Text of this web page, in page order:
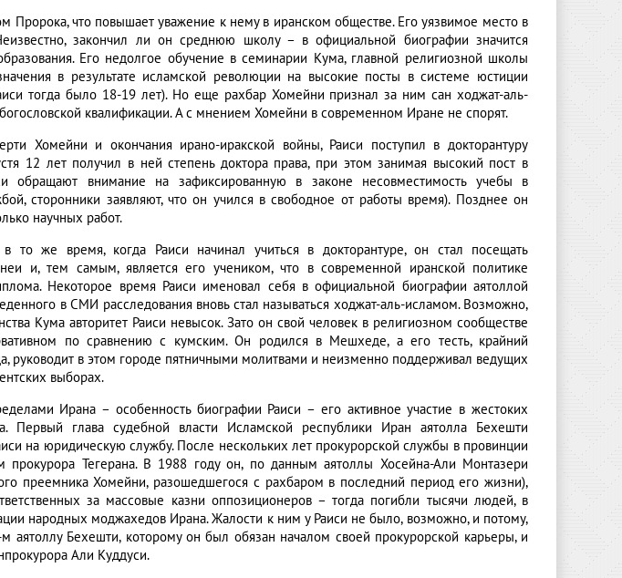
Пророка, что повышает уважение к нему в иранском обществе. Его уязвимое место в
закончил ли он среднюю школу – в официальной биографии значится
Его недолгое обучение в семинарии Кума, главной религиозной школы
в результате исламской революции на высокие посты в системе юстиции
тогда было 18-19 лет). Но еще рахбар Хомейни признал за ним сан ходжат-аль-
квалификации. А с мнением Хомейни в современном Иране не спорят.
Хомейни и окончания ирано-иракской войны, Раиси поступил в докторантуру
12 лет получил в ней степень доктора права, при этом занимая высокий пост в
обращают внимание на зафиксированную в законе несовместимость учебы в
сторонники заявляют, что он учился в свободное от работы время). Позднее он
научных работ.
то же время, когда Раиси начинал учиться в докторантуре, он стал посещать
и, тем самым, является его учеником, что в современной иранской политике
Некоторое время Раиси именовал себя в официальной биографии аятоллой
в СМИ расследования вновь стал называться ходжат-аль-исламом. Возможно,
Кума авторитет Раиси невысок. Зато он свой человек в религиозном сообществе
по сравнению с кумским. Он родился в Мешхеде, а его тесть, крайний
руководит в этом городе пятничными молитвами и неизменно поддерживал ведущих
выборах.
Ирана – особенность биографии Раиси – его активное участие в жестоких
Первый глава судебной власти Исламской республики Иран аятолла Бехешти
на юридическую службу. После нескольких лет прокурорской службы в провинции
прокурора Тегерана. В 1988 году он, по данным аятоллы Хосейна-Али Монтазери
преемника Хомейни, разошедшегося с рахбаром в последний период его жизни),
за массовые казни оппозиционеров – тогда погибли тысячи людей, в
народных моджахедов Ирана. Жалости к ним у Раиси не было, возможно, и потому,
Бехешти, которому он был обязан началом своей прокурорской карьеры, и
Али Куддуси.